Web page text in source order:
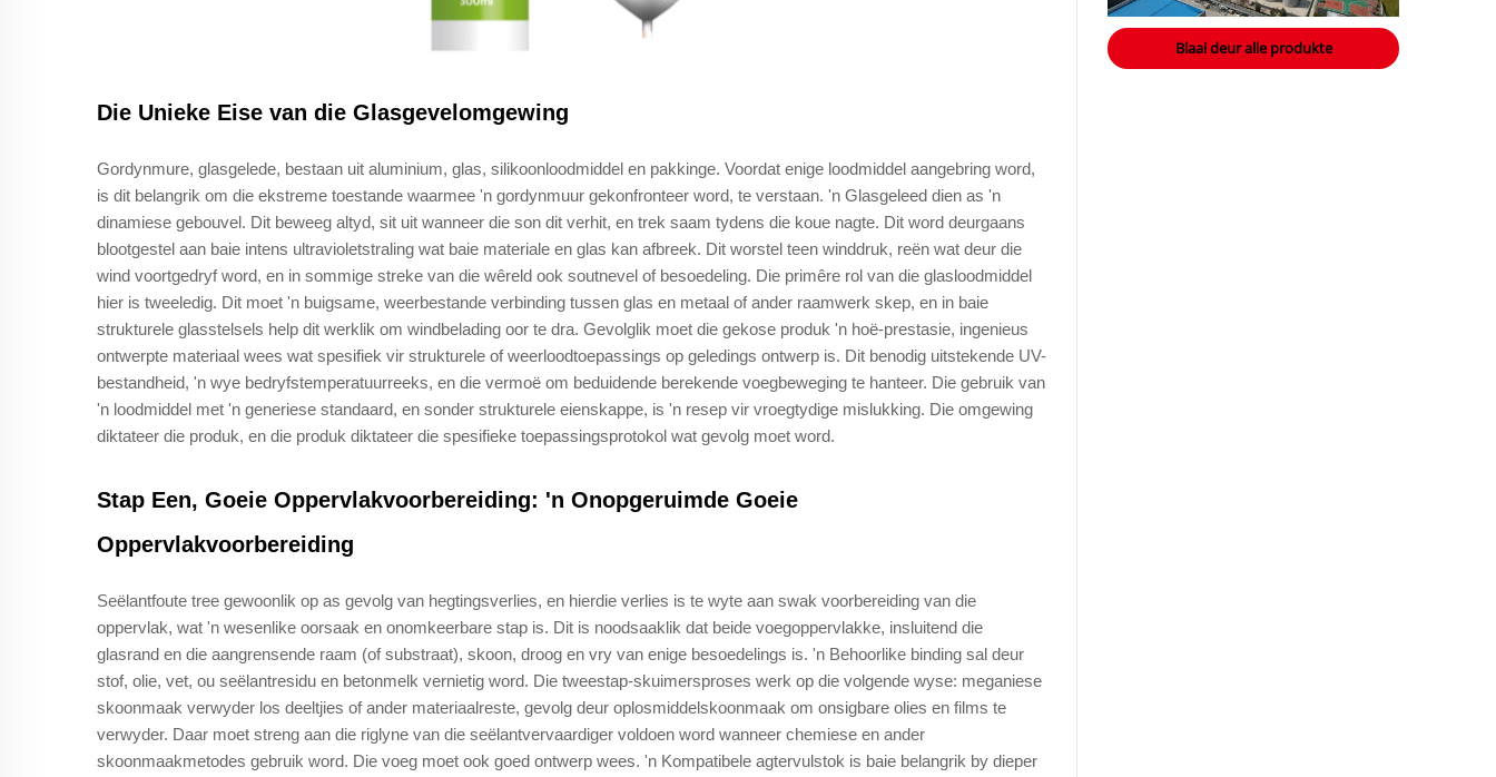
Die Unieke Eise van die Glasgevelomgewing
Gordynmure, glasgelede, bestaan uit aluminium, glas, silikoonloodmiddel en pakkinge. Voordat enige loodmiddel aangebring word,
is dit belangrik om die ekstreme toestande waarmee 'n gordynmuur gekonfronteer word, te verstaan. 'n Glasgeleed dien as 'n
dinamiese gebouvel. Dit beweeg altyd, sit uit wanneer die son dit verhit, en trek saam tydens die koue nagte. Dit word deurgaans
blootgestel aan baie intens ultravioletstraling wat baie materiale en glas kan afbreek. Dit worstel teen winddruk, reën wat deur die
wind voortgedryf word, en in sommige streke van die wêreld ook soutnevel of besoedeling. Die primêre rol van die glasloodmiddel
hier is tweeledig. Dit moet 'n buigsame, weerbestande verbinding tussen glas en metaal of ander raamwerk skep, en in baie
strukturele glasstelsels help dit werklik om windbelading oor te dra. Gevolglik moet die gekose produk 'n hoë-prestasie, ingenieus
ontwerpte materiaal wees wat spesifiek vir strukturele of weerloodtoepassings op geledings ontwerp is. Dit benodig uitstekende UV-
bestandheid, 'n wye bedryfstemperatuurreeks, en die vermoë om beduidende berekende voegbeweging te hanteer. Die gebruik van
'n loodmiddel met 'n generiese standaard, en sonder strukturele eienskappe, is 'n resep vir vroegtydige mislukking. Die omgewing
diktateer die produk, en die produk diktateer die spesifieke toepassingsprotokol wat gevolg moet word.
Stap Een, Goeie Oppervlakvoorbereiding: 'n Onopgeruimde Goeie
Oppervlakvoorbereiding
Seëlantfoute tree gewoonlik op as gevolg van hegtingsverlies, en hierdie verlies is te wyte aan swak voorbereiding van die
oppervlak, wat 'n wesenlike oorsaak en onomkeerbare stap is. Dit is noodsaaklik dat beide voegoppervlakke, insluitend die
glasrand en die aangrensende raam (of substraat), skoon, droog en vry van enige besoedelings is. 'n Behoorlike binding sal deur
stof, olie, vet, ou seëlantresidu en betonmelk vernietig word. Die tweestap-skuimersproses werk op die volgende wyse: meganiese
skoonmaak verwyder los deeltjies of ander materiaalreste, gevolg deur oplosmiddelskoonmaak om onsigbare olies en films te
verwyder. Daar moet streng aan die riglyne van die seëlantvervaardiger voldoen word wanneer chemiese en ander
skoonmaakmetodes gebruik word. Die voeg moet ook goed ontwerp wees. 'n Kompatibele agtervulstok is baie belangrik by dieper
Blaai deur alle produkte